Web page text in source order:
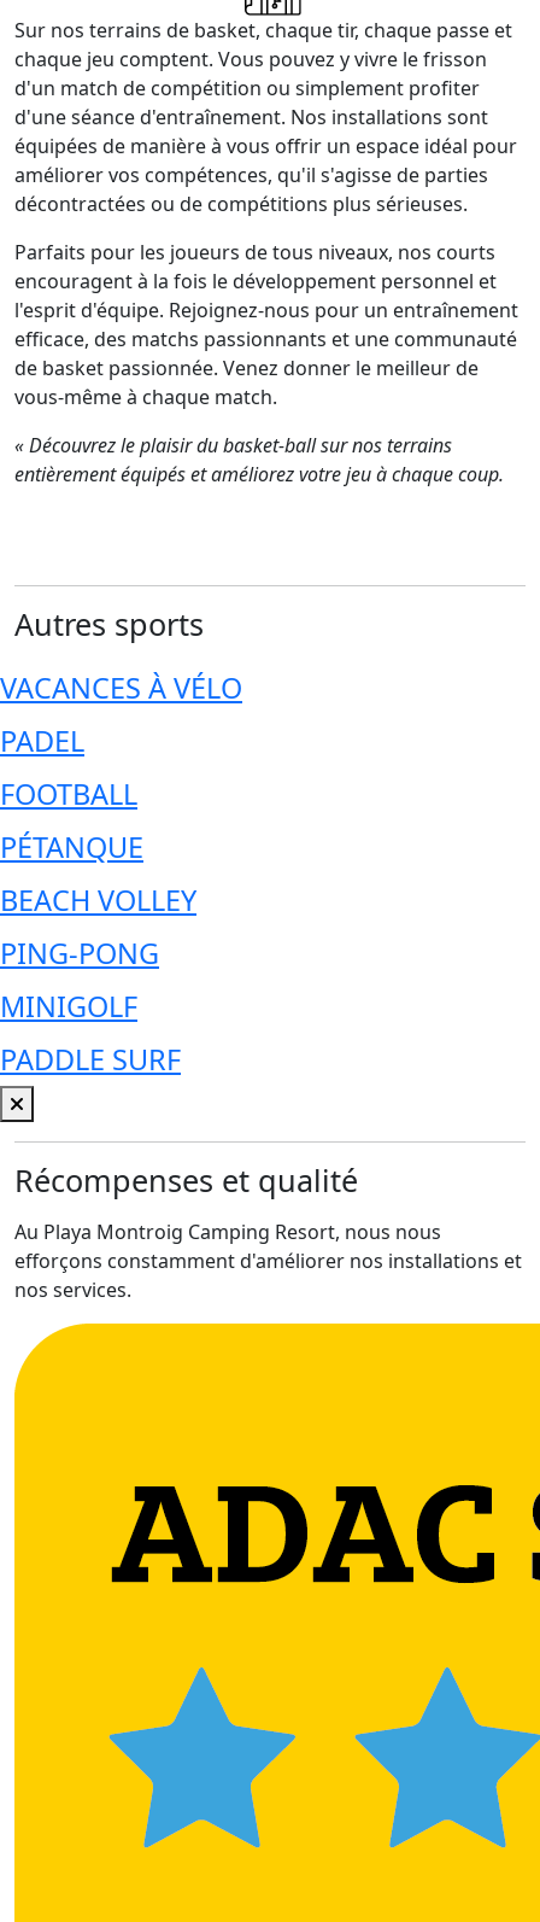
Sur nos terrains de basket, chaque tir, chaque passe et
chaque jeu comptent. Vous pouvez y vivre le frisson
d'un match de compétition ou simplement profiter
d'une séance d'entraînement. Nos installations sont
équipées de manière à vous offrir un espace idéal pour
améliorer vos compétences, qu'il s'agisse de parties
décontractées ou de compétitions plus sérieuses.
Parfaits pour les joueurs de tous niveaux, nos courts
encouragent à la fois le développement personnel et
l'esprit d'équipe. Rejoignez-nous pour un entraînement
efficace, des matchs passionnants et une communauté
de basket passionnée. Venez donner le meilleur de
vous-même à chaque match.
« Découvrez le plaisir du basket-ball sur nos terrains
entièrement équipés et améliorez votre jeu à chaque coup.
Autres sports
VACANCES À VÉLO
PADEL
FOOTBALL
PÉTANQUE
BEACH VOLLEY
PING-PONG
MINIGOLF
PADDLE SURF
Récompenses et qualité
Au Playa Montroig Camping Resort, nous nous
efforçons constamment d'améliorer nos installations et
nos services.